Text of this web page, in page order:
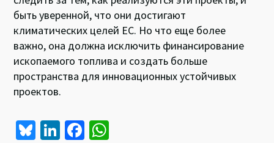
быть уверенной, что они достигают
климатических целей ЕС. Но что еще более
важно, она должна исключить финансирование
ископаемого топлива и создать больше
пространства для инновационных устойчивых
проектов.
Bl Li Fa